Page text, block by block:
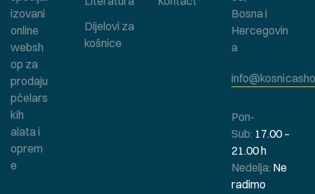
Dijelovi za
košnice
izovani
online
websh
op za
prodaju
pčelars
kih
alata i
oprem
e
Bosna i
Hercegovin
a
Pon-
Sub: 17.00 –
21.00 h
Nedelja: Ne
radimo